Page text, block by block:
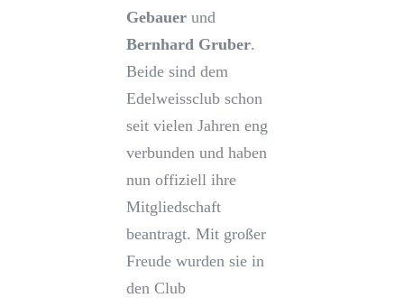
Gebauerund
Bernhard Gruber.
Beide sind dem
Edelweissclub schon
seit vielen Jahren eng
verbunden und haben
nun offiziell ihre
Mitgliedschaft
beantragt. Mit großer
Freude wurden sie in
den Club